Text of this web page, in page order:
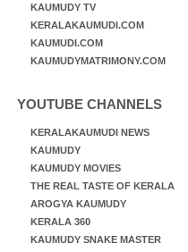
KAUMUDY TV
KERALAKAUMUDI.COM
KAUMUDI.COM
KAUMUDYMATRIMONY.COM
YOUTUBE CHANNELS
KERALAKAUMUDI NEWS
KAUMUDY
KAUMUDY MOVIES
THE REAL TASTE OF KERALA
AROGYA KAUMUDY
KERALA 360
KAUMUDY SNAKE MASTER